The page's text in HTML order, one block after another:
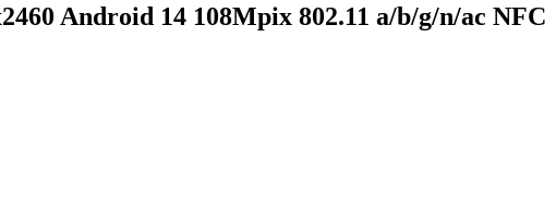
Android 14 108Mpix 802.11 a/b/g/n/ac NFC